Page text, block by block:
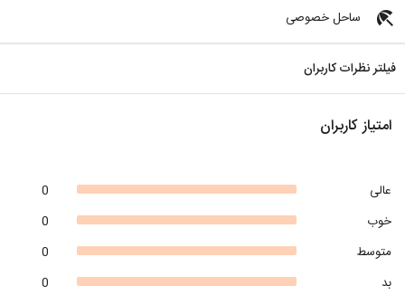
beach_access ساحل خصوصی
فیلتر نظرات کاربران
امتیاز کاربران
0
عالی
0
خوب
0
متوسط
0
بد